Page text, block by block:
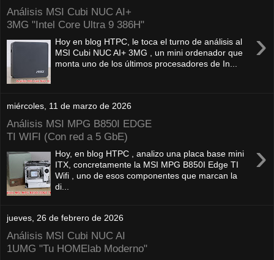
Análisis MSI Cubi NUC AI+
3MG "Intel Core Ultra 9 386H"
›
Hoy en blog HTPC, le toca el turno de análisis al
MSI Cubi NUC AI+ 3MG , un mini ordenador que
monta uno de los últimos procesadores de In...
miércoles, 11 de marzo de 2026
Análisis MSI MPG B850I EDGE
TI WIFI (Con red a 5 GbE)
›
Hoy, en blog HTPC , analizo una placa base mini
ITX, concretamente la MSI MPG B850I Edge TI
Wifi , uno de esos componentes que marcan la
di...
jueves, 26 de febrero de 2026
Análisis MSI Cubi NUC AI
1UMG "Tu HOMElab Moderno"